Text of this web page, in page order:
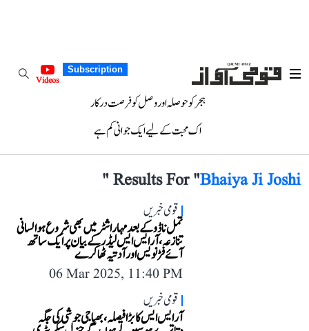
Subscription
Videos
ہجر کو حوصلہ اور وصل کو فرصت درکار
اک محبت کے لیے ایک جوانی کم ہے
Results For "Bhaiya Ji Joshi
"
قومی خبریں
تمل ناڈو کے بعد مہاراشٹر میں بھی شروع ہوا لسانی
تنازعہ، آر ایس ایس لیڈر کے بیان پر ایک ساتھ
آئے فڑنویس اور آدتیہ ٹھاکرے
06 Mar 2025, 11:40 PM
قومی خبریں
آر ایس ایس کا بڑا فیصلہ، بھیا جی جوشی کی جگہ